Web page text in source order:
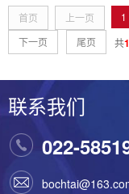
首页 上一页 1
下一页
尾页 共
联系我们
022-